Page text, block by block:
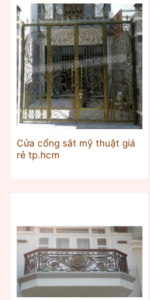
Cửa cổng sắt mỹ thuật giá
rẻ tp.hcm